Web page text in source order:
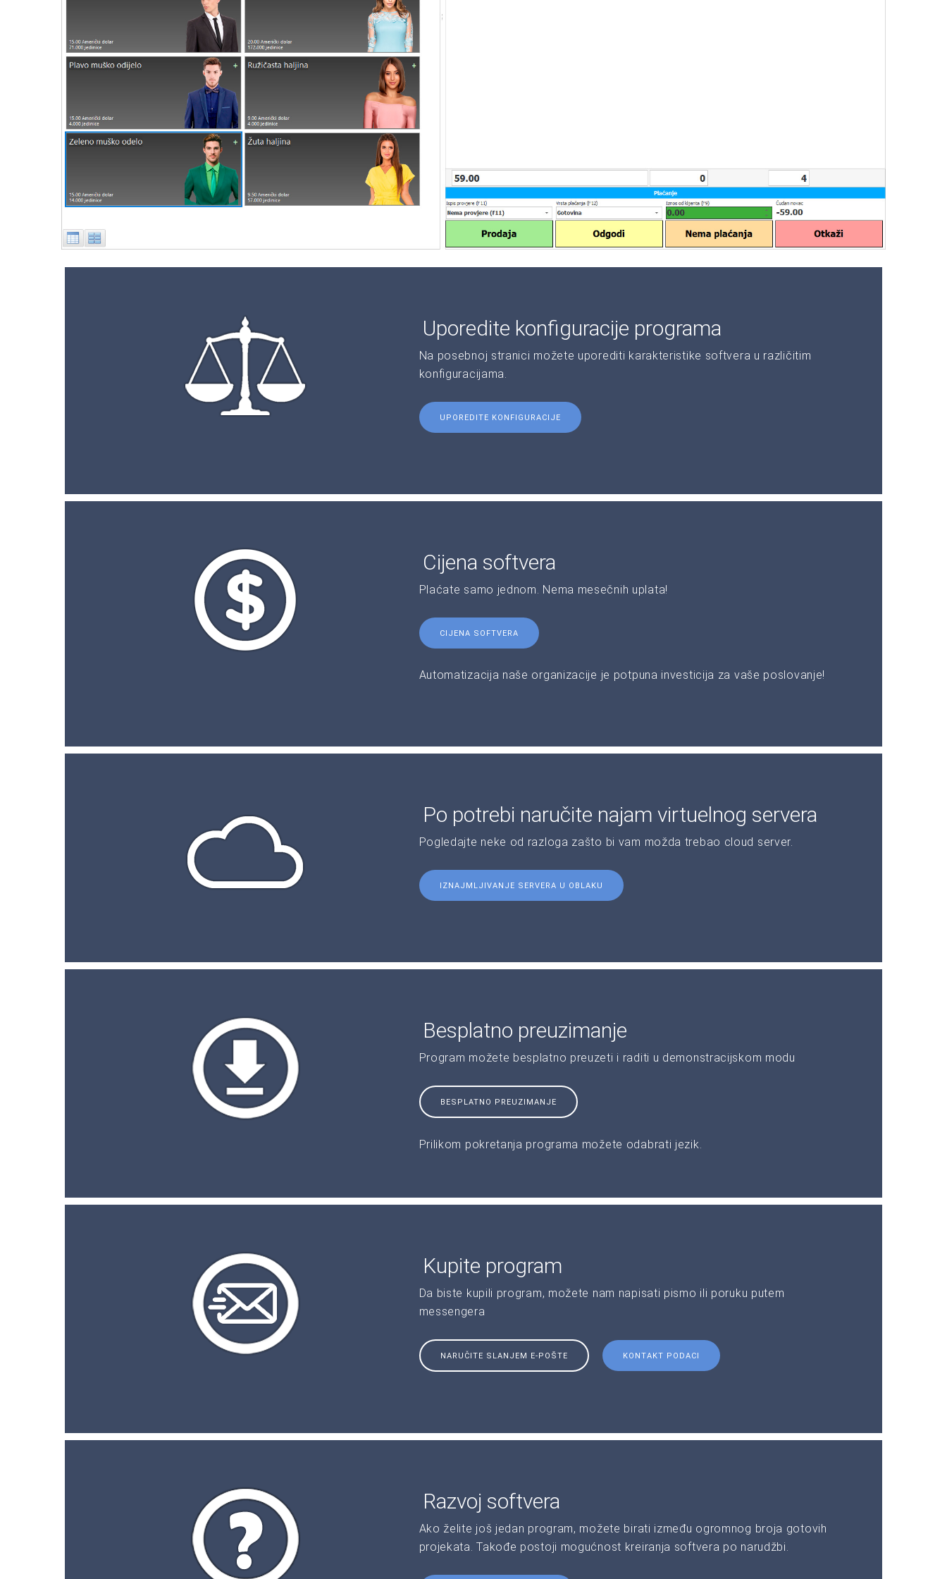
Uporedite konfiguracije programa
Na posebnoj stranici možete uporediti karakteristike softvera u različitim
konfiguracijama.
UPOREDITE KONFIGURACIJE
Cijena softvera
Plaćate samo jednom. Nema mesečnih uplata!
CIJENA SOFTVERA
Automatizacija naše organizacije je potpuna investicija za vaše poslovanje!
Po potrebi naručite najam virtuelnog servera
Pogledajte neke od razloga zašto bi vam možda trebao cloud server.
IZNAJMLJIVANJE SERVERA U OBLAKU
Besplatno preuzimanje
Program možete besplatno preuzeti i raditi u demonstracijskom modu
BESPLATNO PREUZIMANJE
Prilikom pokretanja programa možete odabrati jezik.
Kupite program
Da biste kupili program, možete nam napisati pismo ili poruku putem
messengera
NARUČITE SLANJEM E-POŠTE KONTAKT PODACI
Razvoj softvera
Ako želite još jedan program, možete birati između ogromnog broja gotovih
projekata. Takođe postoji mogućnost kreiranja softvera po narudžbi.